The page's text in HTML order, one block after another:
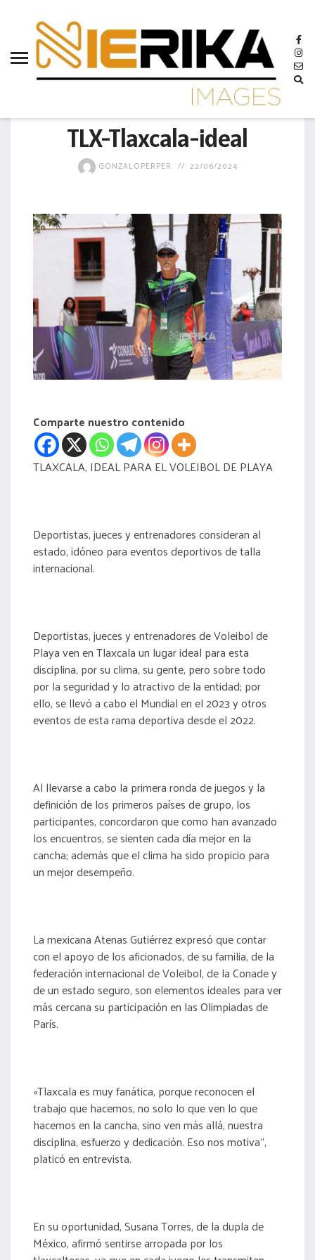
TLX-Tlaxcala-ideal
GONZALOPERPER 22/06/2024
Comparte nuestro contenido
TLAXCALA, IDEAL PARA EL VOLEIBOL DE PLAYA
Deportistas, jueces y entrenadores consideran al
estado, idóneo para eventos deportivos de talla
internacional.
Deportistas, jueces y entrenadores de Voleibol de
Playa ven en Tlaxcala un lugar ideal para esta
disciplina, por su clima, su gente, pero sobre todo
por la seguridad y lo atractivo de la entidad; por
ello, se llevó a cabo el Mundial en el 2023 y otros
eventos de esta rama deportiva desde el 2022.
Al llevarse a cabo la primera ronda de juegos y la
definición de los primeros países de grupo, los
participantes, concordaron que como han avanzado
los encuentros, se sienten cada día mejor en la
cancha; además que el clima ha sido propicio para
un mejor desempeño.
La mexicana Atenas Gutiérrez expresó que contar
con el apoyo de los aficionados, de su familia, de la
federación internacional de Voleibol, de la Conade y
de un estado seguro, son elementos ideales para ver
más cercana su participación en las Olimpiadas de
París.
«Tlaxcala es muy fanática, porque reconocen el
trabajo que hacemos, no solo lo que ven lo que
hacemos en la cancha, sino ven más allá, nuestra
disciplina, esfuerzo y dedicación. Eso nos motiva”,
platicó en entrevista.
En su oportunidad, Susana Torres, de la dupla de
México, afirmó sentirse arropada por los
aamtlax
abanderamiento
acciones
acreditación